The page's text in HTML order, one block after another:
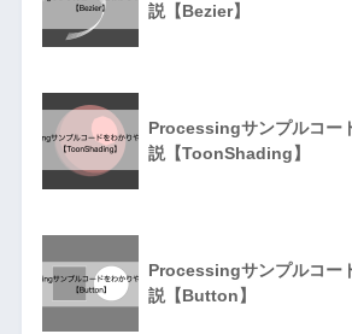
説【Bezier】
Processingサンプルコー
説【ToonShading】
Processingサンプルコー
説【Button】